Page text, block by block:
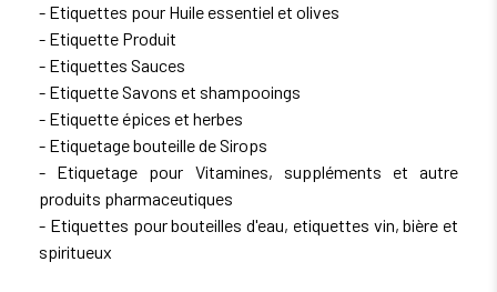
- Etiquettes pour Huile essentiel et olives
- Etiquette Produit
- Etiquettes Sauces
- Etiquette Savons et shampooings
- Etiquette épices et herbes
- Etiquetage bouteille de Sirops
- Etiquetage pour Vitamines, suppléments et autre
produits pharmaceutiques
- Etiquettes pour bouteilles d'eau, etiquettes vin, bière et
spiritueux